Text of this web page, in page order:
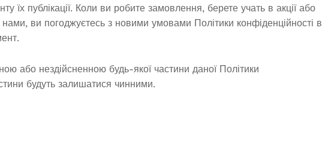
їх публікації. Коли ви робите замовлення, берете учать в акції або
ви погоджуєтесь з новими умовами Політики конфіденційності в
або нездійсненною будь-якої частини даної Політики
будуть залишатися чинними.